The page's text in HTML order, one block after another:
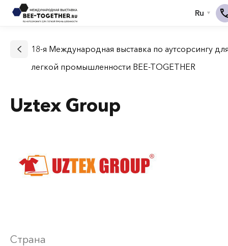
18-я Международная выставка по аутсорсингу
легкой промышленности BEE-TOGETHER
Uztex Group
Страна